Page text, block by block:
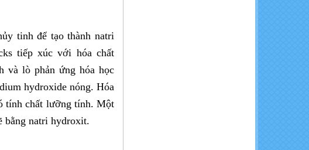
tinh để tạo thành natri
tiếp xúc với hóa chất
và lò phản ứng hóa học
hydroxide nóng. Hóa
tính chất lưỡng tính. Một
bằng natri hydroxit.